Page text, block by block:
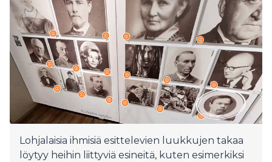
Lohjalaisia ihmisiä esittelevien luukkujen takaa
löytyy heihin liittyviä esineitä, kuten esimerkiksi